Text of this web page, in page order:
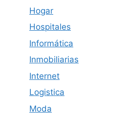
Hogar
Hospitales
Informática
Inmobiliarias
Internet
Logistica
Moda